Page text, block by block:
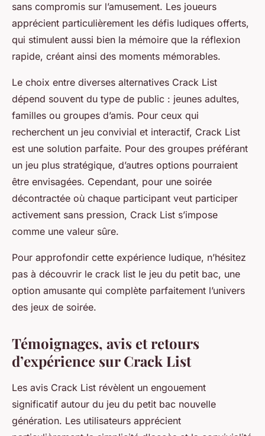
sans compromis sur l’amusement. Les joueurs
apprécient particulièrement les défis ludiques offerts,
qui stimulent aussi bien la mémoire que la réflexion
rapide, créant ainsi des moments mémorables.
Le choix entre diverses alternatives Crack List
dépend souvent du type de public : jeunes adultes,
familles ou groupes d’amis. Pour ceux qui
recherchent un jeu convivial et interactif, Crack List
est une solution parfaite. Pour des groupes préférant
un jeu plus stratégique, d’autres options pourraient
être envisagées. Cependant, pour une soirée
décontractée où chaque participant veut participer
activement sans pression, Crack List s’impose
comme une valeur sûre.
Pour approfondir cette expérience ludique, n’hésitez
pas à découvrir le crack list le jeu du petit bac, une
option amusante qui complète parfaitement l’univers
des jeux de soirée.
Témoignages, avis et retours
d’expérience sur Crack List
Les avis Crack List révèlent un engouement
significatif autour du jeu du petit bac nouvelle
génération. Les utilisateurs apprécient